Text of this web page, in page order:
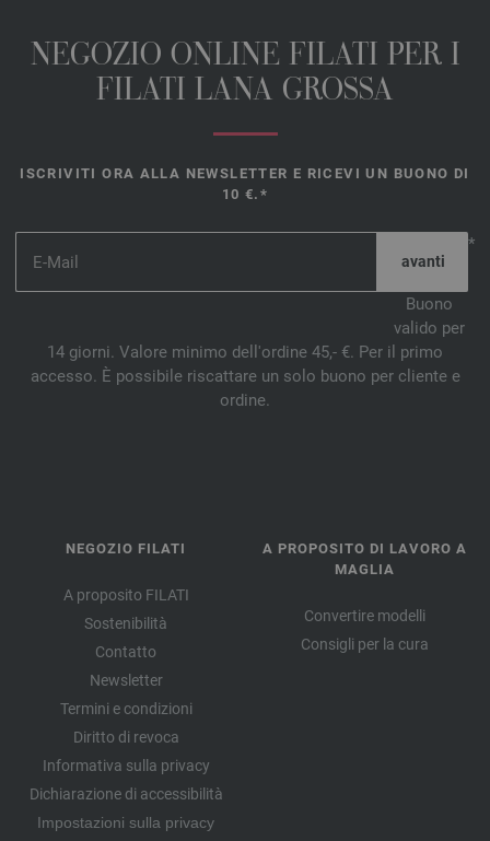
NEGOZIO ONLINE FILATI PER I
FILATI LANA GROSSA
ISCRIVITI ORA ALLA NEWSLETTER E RICEVI UN BUONO DI
10 €.*
*
Buono
valido per
14 giorni. Valore minimo dell'ordine 45,- €. Per il primo
accesso. È possibile riscattare un solo buono per cliente e
ordine.
NEGOZIO FILATI
A proposito FILATI
Sostenibilità
Contatto
Newsletter
Termini e condizioni
Diritto di revoca
Informativa sulla privacy
Dichiarazione di accessibilità
Impostazioni sulla privacy
A PROPOSITO DI LAVORO A
MAGLIA
Convertire modelli
Consigli per la cura